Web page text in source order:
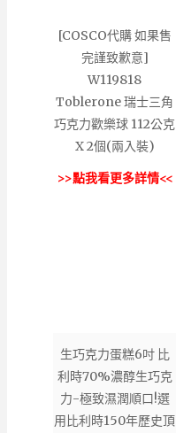
[COSCO代購 如果售
完謹致歉意]
W119818
Toblerone 瑞士三角
巧克力歡樂球 112公克
X 2個(兩入裝)
>>點我看更多詳情<<
生巧克力蛋糕6吋 比
利時70%濃醇生巧克
力-極致濕潤順口!選
用比利時150年歷史頂